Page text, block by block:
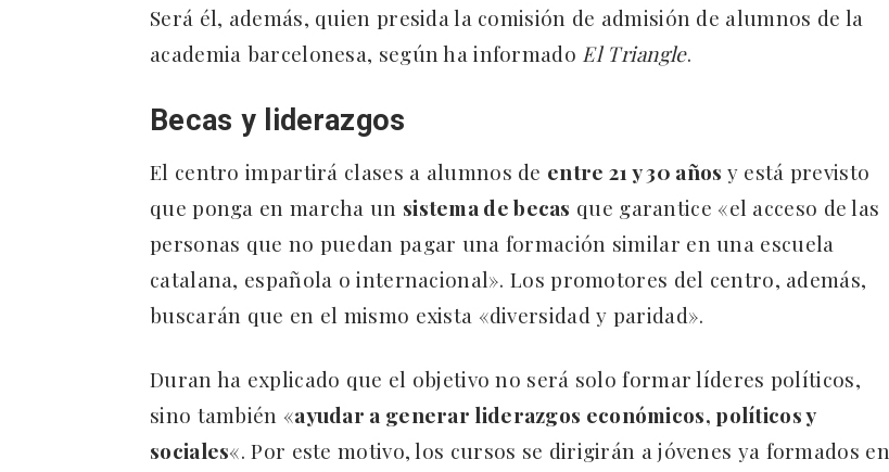
Será él, además, quien presida la comisión de admisión de alumnos de la
academia barcelonesa, según ha informado El Triangle.
Becas y liderazgos
El centro impartirá clases a alumnos de entre 21 y 30 años y está previsto
que ponga en marcha un sistema de becas que garantice «el acceso de las
personas que no puedan pagar una formación similar en una escuela
catalana, española o internacional». Los promotores del centro, además,
buscarán que en el mismo exista «diversidad y paridad».
Duran ha explicado que el objetivo no será solo formar líderes políticos,
sino también «ayudar a generar liderazgos económicos, políticos y
sociales«. Por este motivo, los cursos se dirigirán a jóvenes ya formados en